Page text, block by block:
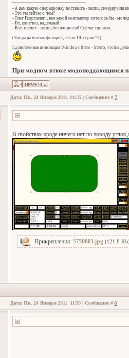
- А вам какую операционку поставить - экспи, семерку или
- Это ты сейчас о чем?
- Олег Георгиевич, вам какой компьютер хотелось бы -
- Ну, конечно, надежный!
- Вот, значит - экспи, без вопросов! Сейчас сделаем...
(Улицы разбитых фонарей, сезон 10, серия 17)
Единственная инновация Windows 8 это - Metro, чтобы
При модном втюхе модоподдающимся
Дата: Пн, 24 Января 2011, 01:35 | Сообщение # 7
В свойствах вроде ничего нет по поводу
Прикрепления: 5750803.jpg (121.8
Дата: Пн, 24 Января 2011, 11:50 | Сообщение # 8